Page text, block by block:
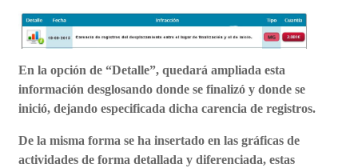
En la opción de “Detalle”, quedará ampliada esta
información desglosando donde se finalizó y donde se
inició, dejando especificada dicha carencia de registros.
De la misma forma se ha insertado en las gráficas de
actividades de forma detallada y diferenciada, estas